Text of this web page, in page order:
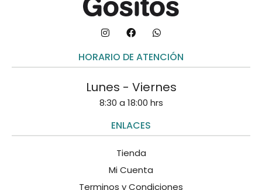
HORARIO DE ATENCIÓN
Lunes - Viernes
8:30 a 18:00 hrs
ENLACES
Tienda
Mi Cuenta
Terminos y Condiciones